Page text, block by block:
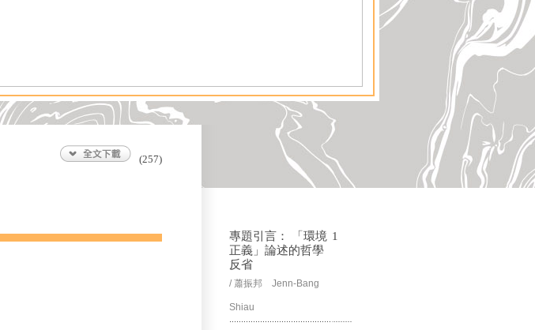
(257)
專題引言： 「環境
正義」論述的哲學
反省
/ 蕭振邦 Jenn-Bang
Shiau
1